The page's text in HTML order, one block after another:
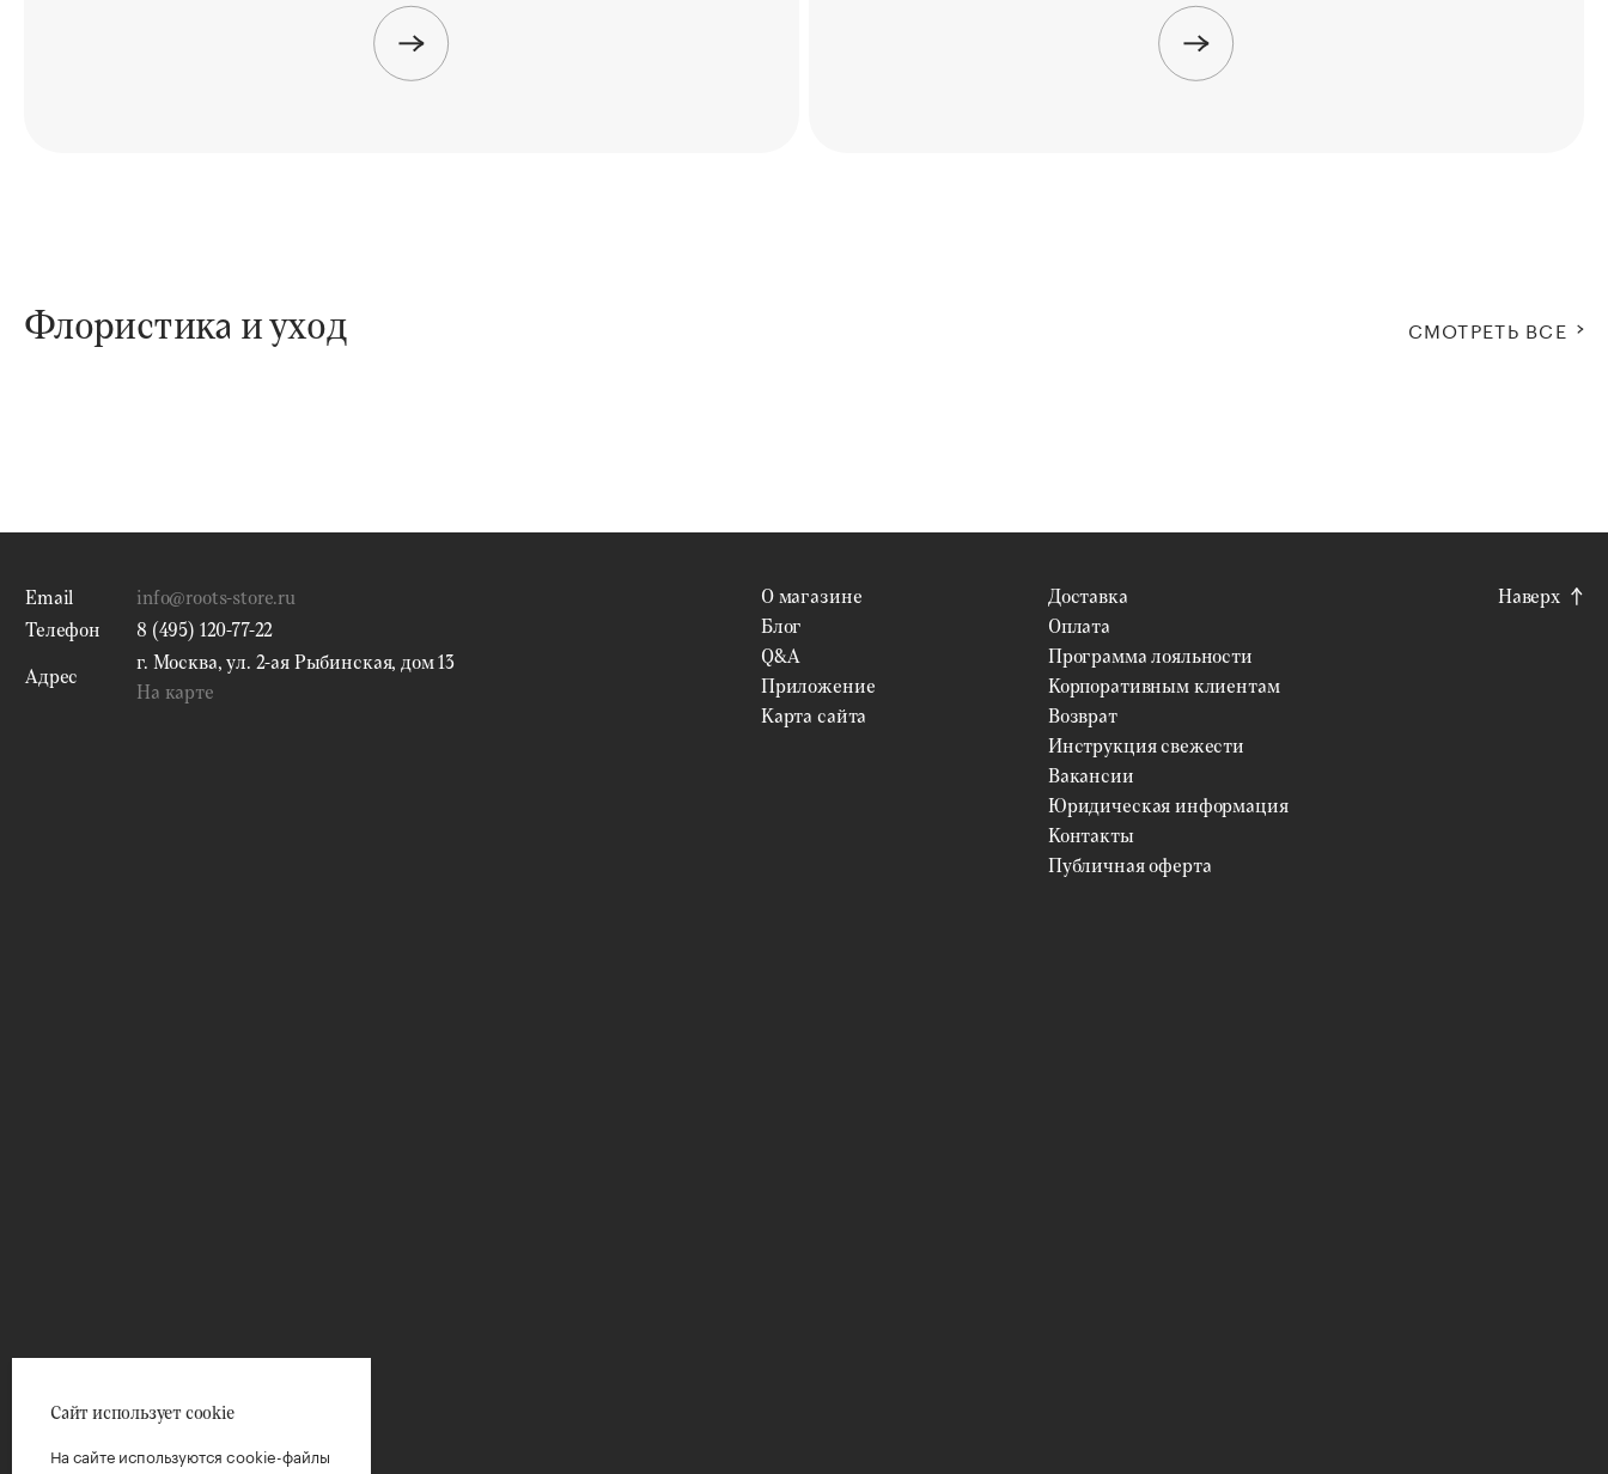
Флористика и уход СМОТРЕТЬ ВСЕ
Email
info@roots-store.ru
Телефон
8 (495) 120-77-22
Адрес
г. Москва, ул. 2-ая Рыбинская, дом 13
На карте
О магазине
Блог
Q&A
Приложение
Карта сайта
Доставка
Оплата
Программа лояльности
Корпоративным клиентам
Возврат
Инструкция свежести
Вакансии
Юридическая информация
Контакты
Публичная оферта
Наверх
Сайт использует cookie
На сайте используются cookie-файлы